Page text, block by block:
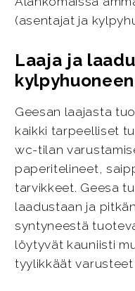
(asentajat ja
Laaja ja
Geesan laajasta
kaikki tarpeelliset
wc-tilan
paperitelineet,
tarvikkeet. Geesa
laadustaan ja
syntyneestä
löytyvät kauniisti
tyylikkäät